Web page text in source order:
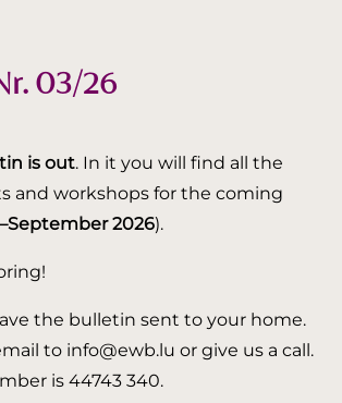
03/26
is out. In it you will find all the
and workshops for the coming
2026).
the bulletin sent to your home.
to info@ewb.lu or give us a call.
is 44743 340.